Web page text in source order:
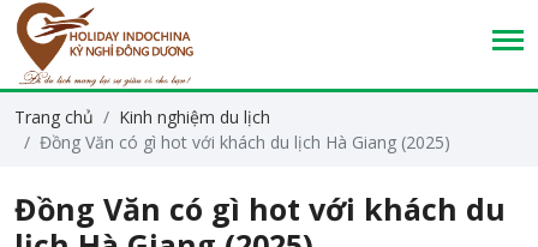
Trang chủ
Kinh nghiệm du lịch
Đồng Văn có gì hot với khách du lịch Hà Giang (2025)
Đồng Văn có gì hot với khách du